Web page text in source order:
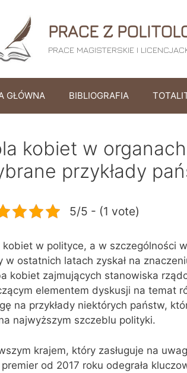
PRACE Z
PRACE MAGISTERSKIE I
GŁÓWNA BIBLIOGRAFIA
kobiet w
przykłady
5/5 - (1 vote)
kobiet w polityce, a w szczególności
w ostatnich latach zyskał na
kobiet zajmujących stanowiska
elementem dyskusji na temat
na przykłady niektórych państw,
najwyższym szczeblu polityki.
krajem, który zasługuje na
od 2017 roku odegrała